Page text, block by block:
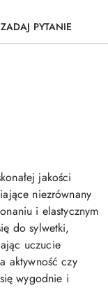
ZADAJ PYTANIE
jakości
niezrównany
i elastycznym
do sylwetki,
uczucie
aktywność czy
wygodnie i